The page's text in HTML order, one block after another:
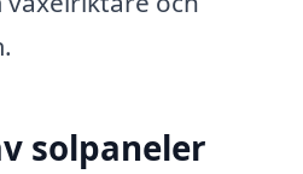
solpaneler